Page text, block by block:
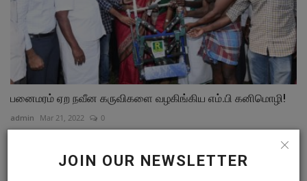
JOIN OUR NEWSLETTER
பனைமரம் ஏற நவீன கருவிகளை வழகிங்கிய எம்.பி கனிமொழி!
admin Mar 21, 2022 0